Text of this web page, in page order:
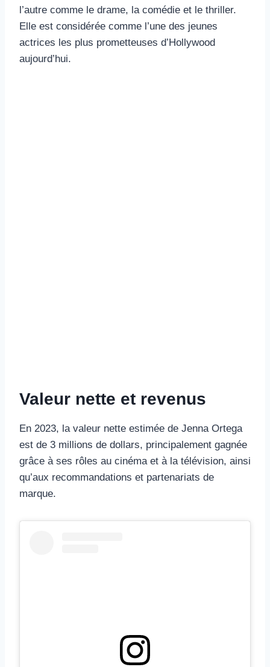
l’autre comme le drame, la comédie et le thriller.
Elle est considérée comme l’une des jeunes
actrices les plus prometteuses d’Hollywood
aujourd’hui.
Valeur nette et revenus
En 2023, la valeur nette estimée de Jenna Ortega
est de 3 millions de dollars, principalement gagnée
grâce à ses rôles au cinéma et à la télévision, ainsi
qu’aux recommandations et partenariats de
marque.